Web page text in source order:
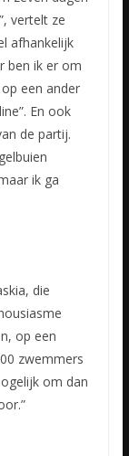
vertelt ze
afhankelijk
ben ik er om
een ander
En ook
de partij.
ik ga
die
op een
zwemmers
om dan